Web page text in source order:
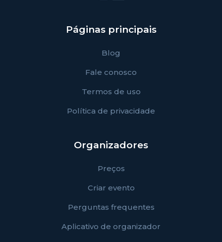
Páginas principais
Blog
Fale conosco
Termos de uso
Política de privacidade
Organizadores
Preços
Criar evento
Perguntas frequentes
Aplicativo de organizador